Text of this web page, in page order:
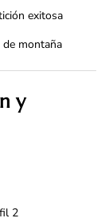
exitosa
de montaña
y
2